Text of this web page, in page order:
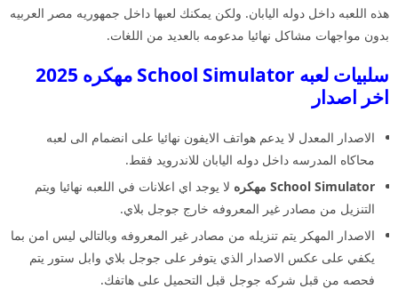
هذه اللعبه داخل دوله اليابان. ولكن يمكنك لعبها داخل جمهوريه مصر العربيه
بدون مواجهات مشاكل نهائيا مدعومه بالعديد من اللغات.
سلبيات لعبه School Simulator مهكره 2025
اخر اصدار
الاصدار المعدل لا يدعم هواتف الايفون نهائيا على انضمام الى لعبه
محاكاه المدرسه داخل دوله اليابان للاندرويد فقط.
School Simulator مهكره
لا يوجد اي اعلانات في اللعبه نهائيا ويتم
التنزيل من مصادر غير المعروفه خارج جوجل بلاي.
الاصدار المهكر يتم تنزيله من مصادر غير المعروفه وبالتالي ليس امن بما
يكفي على عكس الاصدار الذي يتوفر على جوجل بلاي وابل ستور يتم
فحصه من قبل شركه جوجل قبل التحميل على هاتفك.